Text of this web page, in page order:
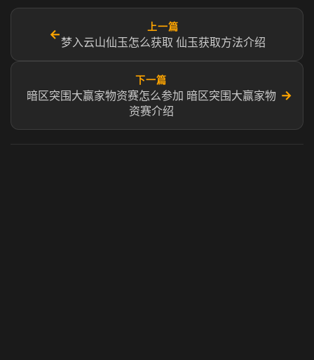
←
上一篇
梦入云山仙玉怎么获取 仙玉获取方法介绍
下一篇
暗区突围大赢家物资赛怎么参加 暗区突围大赢家物
资赛介绍
→